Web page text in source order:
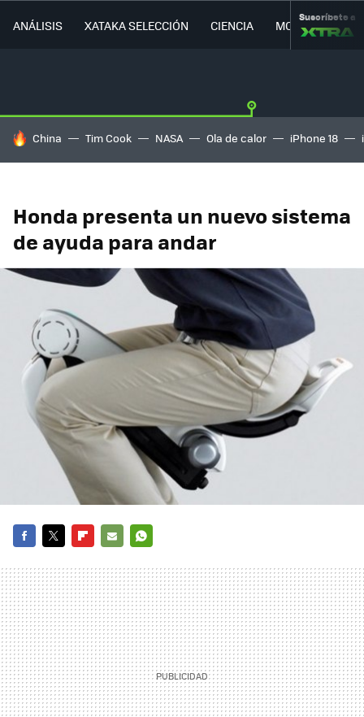
ANÁLISIS XATAKA SELECCIÓN CIENCIA MOVILIDAD
Suscríbete a
HOY SE HABLA DE
China Tim Cook NASA Ola de calor iPhone 18
Honda presenta un nuevo sistema
de ayuda para andar
MAIL